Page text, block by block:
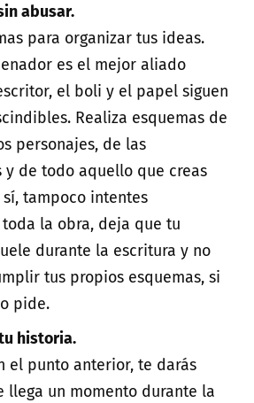
abusar.
para organizar tus ideas.
es el mejor aliado
el boli y el papel siguen
Realiza esquemas de
personajes, de las
y de todo aquello que creas
sí, tampoco intentes
la obra, deja que tu
durante la escritura y no
tus propios esquemas, si
pide.
historia.
el punto anterior, te darás
llega un momento durante la